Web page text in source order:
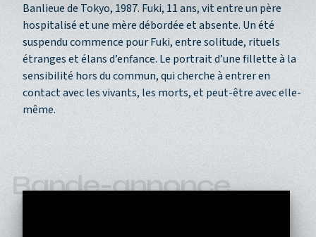
Banlieue de Tokyo, 1987. Fuki, 11 ans, vit entre un père
hospitalisé et une mère débordée et absente. Un été
suspendu commence pour Fuki, entre solitude, rituels
étranges et élans d’enfance. Le portrait d’une fillette à la
sensibilité hors du commun, qui cherche à entrer en
contact avec les vivants, les morts, et peut-être avec elle-
même.
Bande-annonce